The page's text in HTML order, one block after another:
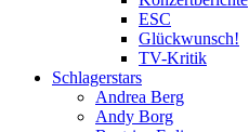
ESC
Glückwunsch!
TV-Kritik
Schlagerstars
Andrea Berg
Andy Borg